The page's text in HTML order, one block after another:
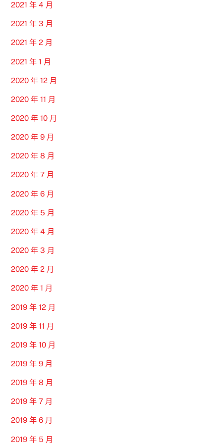
2021 年 4 月
2021 年 3 月
2021 年 2 月
2021 年 1 月
2020 年 12 月
2020 年 11 月
2020 年 10 月
2020 年 9 月
2020 年 8 月
2020 年 7 月
2020 年 6 月
2020 年 5 月
2020 年 4 月
2020 年 3 月
2020 年 2 月
2020 年 1 月
2019 年 12 月
2019 年 11 月
2019 年 10 月
2019 年 9 月
2019 年 8 月
2019 年 7 月
2019 年 6 月
2019 年 5 月